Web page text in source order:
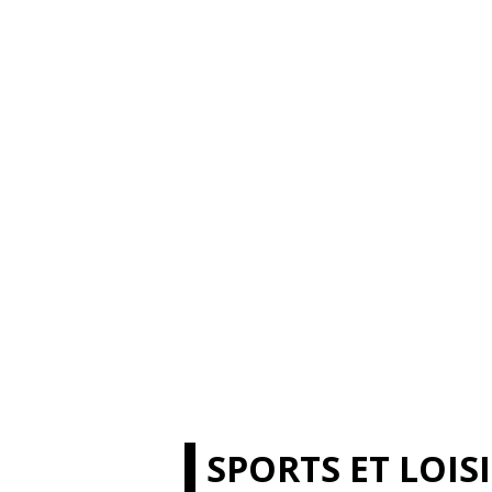
SPORTS ET